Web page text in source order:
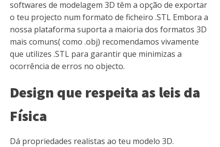
softwares de modelagem 3D têm a opção de exportar
o teu projecto num formato de ficheiro .STL Embora a
nossa plataforma suporta a maioria dos formatos 3D
mais comuns( como .obj) recomendamos vivamente
que utilizes .STL para garantir que minimizas a
ocorrência de erros no objecto.
Design que respeita as leis da
Física
Dá propriedades realistas ao teu modelo 3D.